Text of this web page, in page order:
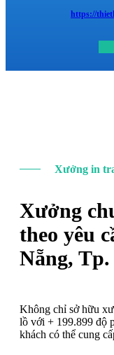
https://
Xưởng in
Xưởng
theo yêu
Nẵng,
Không chỉ sở hữu
lồ với + 199.899 độ
khách có thể cung